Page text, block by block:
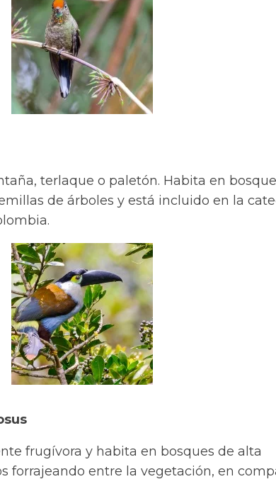
terlaque o paletón. Habita en
de árboles y está incluido en la
frugívora y habita en bosques de alta
forrajeando entre la vegetación, en